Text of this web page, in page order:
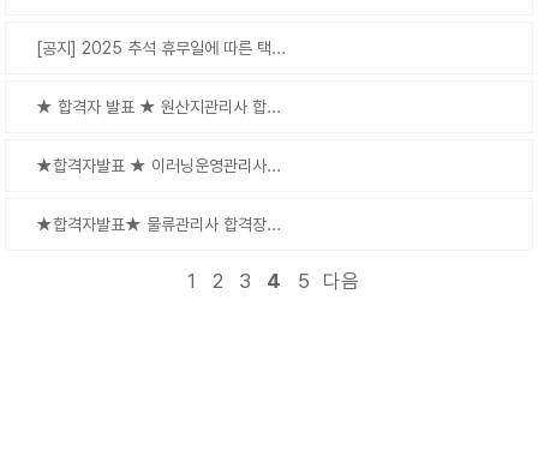
[공지] 2025 추석 휴무일에 따른 택...
★ 합격자 발표 ★ 원산지관리사 합...
★합격자발표 ★ 이러닝운영관리사...
★합격자발표★ 물류관리사 합격장...
1 2 3 4 5 다음